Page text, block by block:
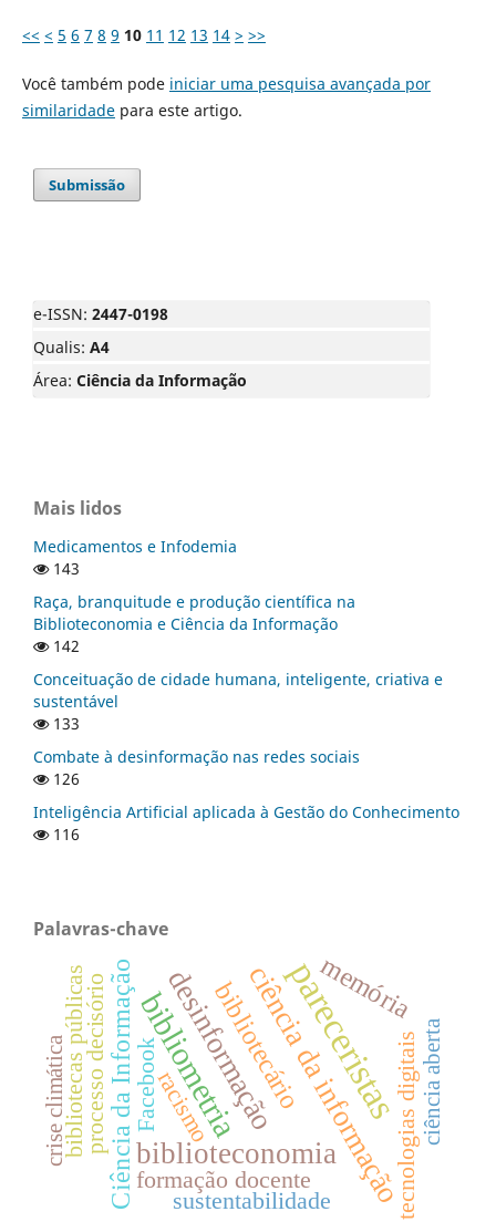
<< < 5 6 7 8 9 10 11 12 13 14 > >>
Você também pode iniciar uma pesquisa avançada por
similaridadepara este artigo.
Submissão
e-ISSN: 2447-0198
Qualis: A4
Área: Ciência da Informação
Mais lidos
Medicamentos e Infodemia
143
Raça, branquitude e produção científica na
Biblioteconomia e Ciência da Informação
142
Conceituação de cidade humana, inteligente, criativa e
sustentável
133
Combate à desinformação nas redes sociais
126
Inteligência Artificial aplicada à Gestão do Conhecimento
116
Palavras-chave
pareceristas
bibliometriaciência da informação
desinformação
biblioteconomia
Ciência da Informação bibliotecáriomemória
processo decisório
bibliotecas públicas Facebookracismo
formação docente
sustentabilidade tecnologias digitais
crise climática ciência aberta